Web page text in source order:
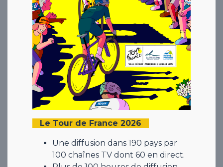
Le Tour de France 2026
Une diffusion dans 190 pays par
100 chaînes TV dont 60 en direct.